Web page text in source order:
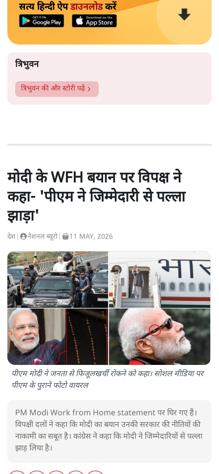
सत्य हिन्दी ऐपडाउनलोडकरें
त्रिभुवन
त्रिभुवन की और स्टोरी पढ़ें
मोदी के WFH बयान पर विपक्ष ने
कहा- 'पीएम ने जिम्मेदारी से पल्ला
झाड़ा'
देश नेशनल ब्यूरो 11 MAY, 2026
पीएम मोदी ने जनता से फिजूलखर्ची रोकने को कहा। सोशल मीडिया पर
पीएम के पुराने फोटो वायरल
PM Modi Work from Home statement पर घिर गए हैं।
विपक्षी दलों ने कहा कि मोदी का बयान उनकी सरकार की नीतियों की
नाकामी का सबूत है। कांग्रेस ने कहा कि मोदी ने जिम्मेदारियों से पल्ला
झाड़ लिया है।